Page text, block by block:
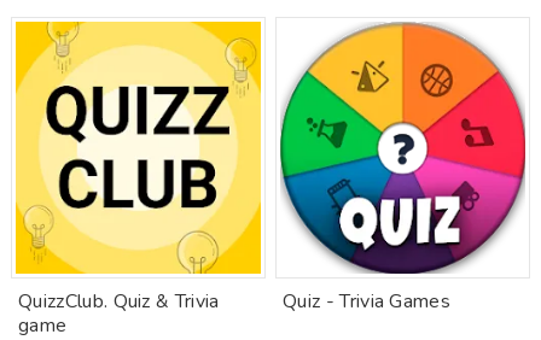
QuizzClub. Quiz & Trivia
game
Quiz - Trivia Games